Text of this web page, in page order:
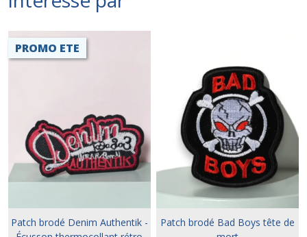
PROMO ETE
Patch brodé Denim Authentik -
Patch brodé Bad Boys tête de